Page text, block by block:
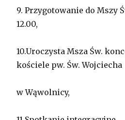
9. Przygotowanie do Mszy
12.00,
10.Uroczysta Msza Św.
kościele pw. Św. Wojciecha
w Wąwolnicy,